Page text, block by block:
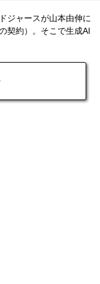
ジャースが山本由伸に
契約）。そこで生成AI